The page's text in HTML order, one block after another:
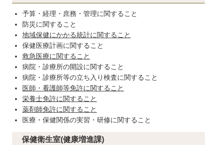
予算・経理・庶務・管理に関すること
防災に関すること
地域保健にかかる統計に関すること
保健医療計画に関すること
救急医療に関すること
病院・診療所の開設に関すること
病院・診療所等の立ち入り検査に関すること
医師・看護師等免許に関すること
栄養士免許に関すること
薬剤師免許に関すること
医療・保健関係の実習・研修に関すること
保健衛生室(健康増進課)